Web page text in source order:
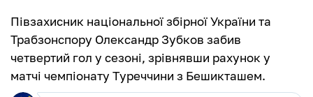
Півзахисник національної збірної України та
Трабзонспору Олександр Зубков забив
четвертий гол у сезоні, зрівнявши рахунок у
матчі чемпіонату Туреччини з Бешикташем.